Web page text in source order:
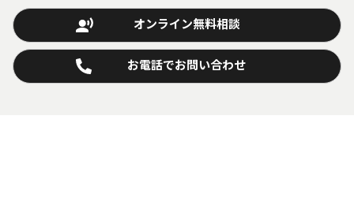
オンライン無料相談
お電話でお問い合わせ